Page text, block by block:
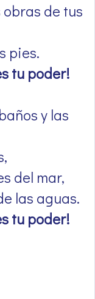
de tus
pies.
tu poder!
y las
del mar,
las aguas.
tu poder!